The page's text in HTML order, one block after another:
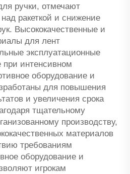
ручки, отмечают
ракеткой и снижение
Высококачественные и
для лент
эксплуатационные
при интенсивном
оборудование и
для повышения
и увеличения срока
тщательному
производству,
материалов
требованиям
оборудование и
игрокам